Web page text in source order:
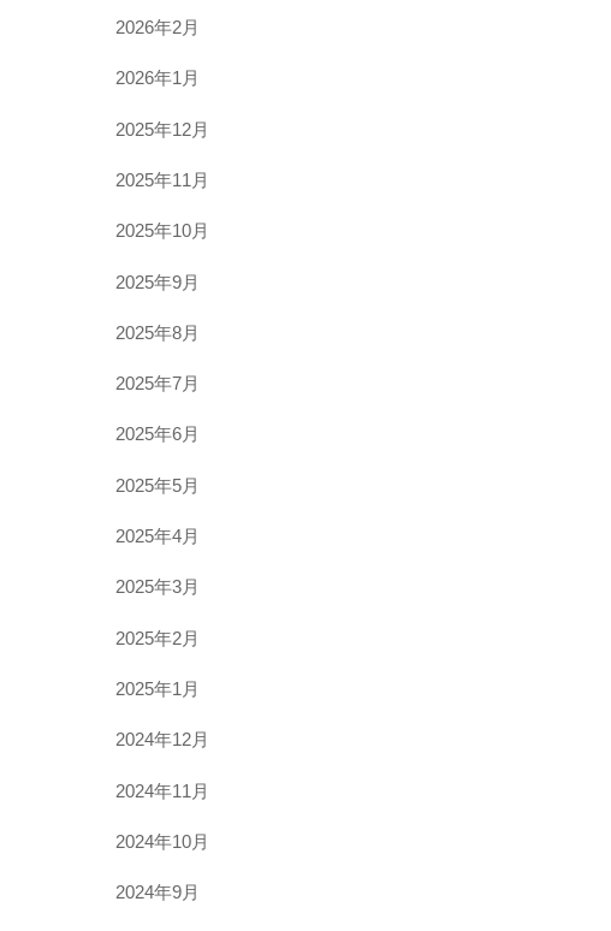
2026年2月
2026年1月
2025年12月
2025年11月
2025年10月
2025年9月
2025年8月
2025年7月
2025年6月
2025年5月
2025年4月
2025年3月
2025年2月
2025年1月
2024年12月
2024年11月
2024年10月
2024年9月